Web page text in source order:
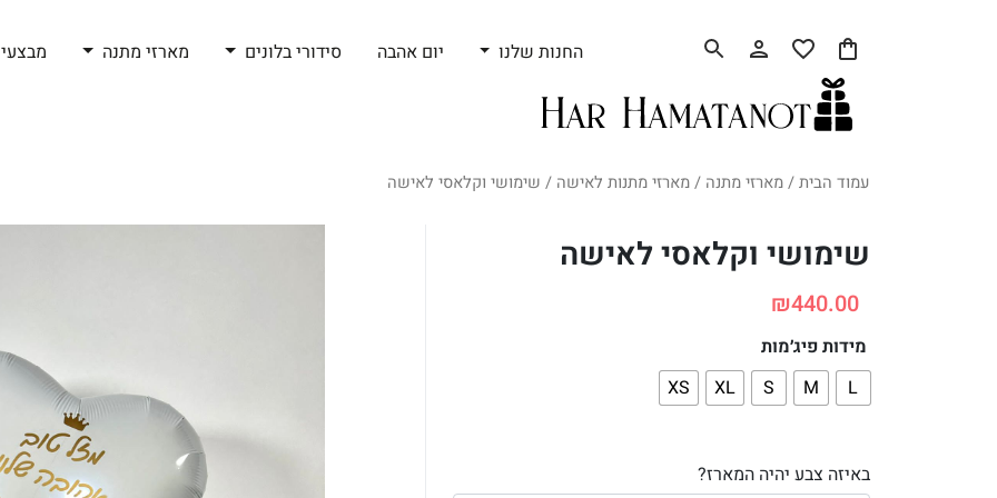
החנות שלנו יום אהבה סידורי בלונים מארזי מתנה
עמוד הבית/מארזי מתנה /מארזי מתנות לאישה / שימושי וקלאסי לאישה
שימושי וקלאסי לאישה
₪440.00
מידות פיג׳מות
L
M
S
XL
XS
באיזה צבע יהיה המארז?